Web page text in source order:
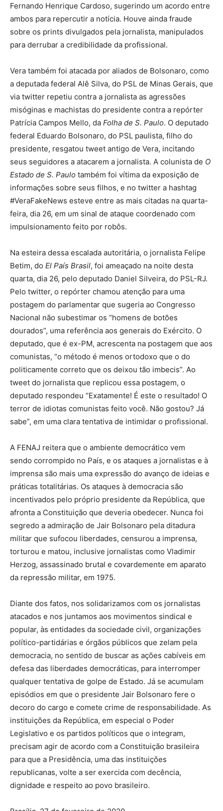
Fernando Henrique Cardoso, sugerindo um acordo entre
ambos para repercutir a notícia. Houve ainda fraude
sobre os prints divulgados pela jornalista, manipulados
para derrubar a credibilidade da profissional.
Vera também foi atacada por aliados de Bolsonaro, como
a deputada federal Alê Silva, do PSL de Minas Gerais, que
via twitter repetiu contra a jornalista as agressões
misóginas e machistas do presidente contra a repórter
Patrícia Campos Mello, da Folha de S. Paulo. O deputado
federal Eduardo Bolsonaro, do PSL paulista, filho do
presidente, resgatou tweet antigo de Vera, incitando
seus seguidores a atacarem a jornalista. A colunista de O
Estado de S. Paulo também foi vítima da exposição de
informações sobre seus filhos, e no twitter a hashtag
#VeraFakeNews esteve entre as mais citadas na quarta-
feira, dia 26, em um sinal de ataque coordenado com
impulsionamento feito por robôs.
Na esteira dessa escalada autoritária, o jornalista Felipe
Betim, do El País Brasil, foi ameaçado na noite desta
quarta, dia 26, pelo deputado Daniel Silveira, do PSL-RJ.
Pelo twitter, o repórter chamou atenção para uma
postagem do parlamentar que sugeria ao Congresso
Nacional não subestimar os “homens de botões
dourados”, uma referência aos generais do Exército. O
deputado, que é ex-PM, acrescenta na postagem que aos
comunistas, “o método é menos ortodoxo que o do
politicamente correto que os deixou tão imbecis”. Ao
tweet do jornalista que replicou essa postagem, o
deputado respondeu “Exatamente! É este o resultado! O
terror de idiotas comunistas feito você. Não gostou? Já
sabe”, em uma clara tentativa de intimidar o profissional.
A FENAJ reitera que o ambiente democrático vem
sendo corrompido no País, e os ataques a jornalistas e à
imprensa são mais uma expressão do avanço de ideias e
práticas totalitárias. Os ataques à democracia são
incentivados pelo próprio presidente da República, que
afronta a Constituição que deveria obedecer. Nunca foi
segredo a admiração de Jair Bolsonaro pela ditadura
militar que sufocou liberdades, censurou a imprensa,
torturou e matou, inclusive jornalistas como Vladimir
Herzog, assassinado brutal e covardemente em aparato
da repressão militar, em 1975.
Diante dos fatos, nos solidarizamos com os jornalistas
atacados e nos juntamos aos movimentos sindical e
popular, às entidades da sociedade civil, organizações
político-partidárias e órgãos públicos que zelam pela
democracia, no sentido de buscar as ações cabíveis em
defesa das liberdades democráticas, para interromper
qualquer tentativa de golpe de Estado. Já se acumulam
episódios em que o presidente Jair Bolsonaro fere o
decoro do cargo e comete crime de responsabilidade. As
instituições da República, em especial o Poder
Legislativo e os partidos políticos que o integram,
precisam agir de acordo com a Constituição brasileira
para que a Presidência, uma das instituições
republicanas, volte a ser exercida com decência,
dignidade e respeito ao povo brasileiro.